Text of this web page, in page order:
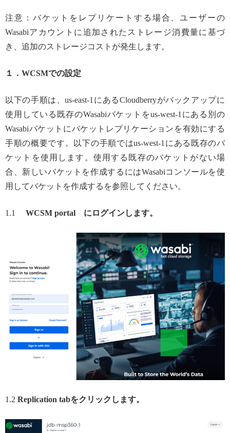
注意：バケットをレプリケートする場合、ユーザーの
Wasabiアカウントに追加されたストレージ消費量に基づ
き、追加のストレージコストが発生します。
１．WCSMでの設定
以下の手順は、us-east-1にあるCloudberryがバックアップに
使用している既存のWasabiバケットをus-west-1にある別の
Wasabiバケットにバケットレプリケーションを有効にする
手順の概要です。以下の手順ではus-west-1にある既存のバ
ケットを使用します。使用する既存のバケットがない場
合、新しいバケットを作成するにはWasabiコンソールを使
用してバケットを作成するを参照してください。
1.1 WCSM portal にログインします。
1.2 Replication tabをクリックします。